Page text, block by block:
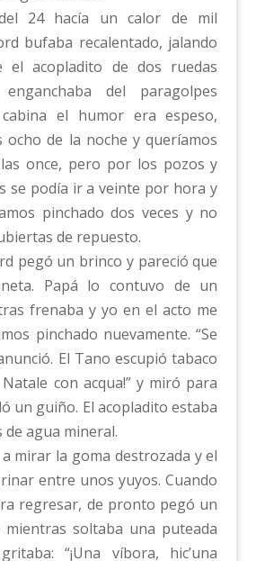
24 hacía un calor de mil
bufaba recalentado, jalando
el acopladito de dos ruedas
del paragolpes
el humor era espeso,
ocho de la noche y queríamos
once, pero por los pozos y
se podía ir a veinte por hora y
pinchado dos veces y no
de repuesto.
pegó un brinco y pareció que
Papá lo contuvo de un
frenaba y yo en el acto me
pinchado nuevamente. “Se
El Tano escupió tabaco
Natale con acqua!” y miró para
un guiño. El acopladito estaba
agua mineral.
mirar la goma destrozada y el
entre unos yuyos. Cuando
regresar, de pronto pegó un
soltaba una puteada
“¡Una víbora, hic’una